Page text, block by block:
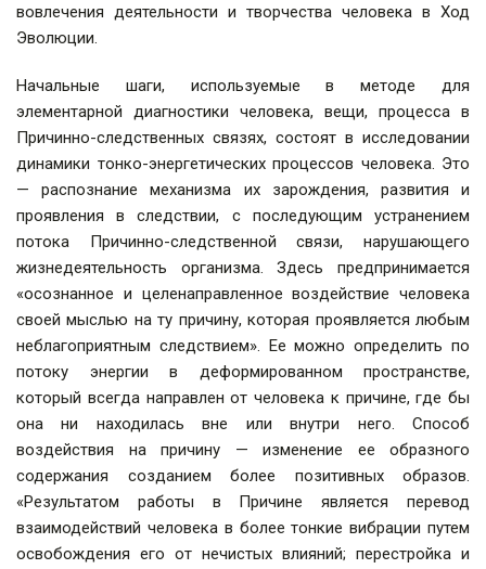
вовлечения деятельности и творчества человека в Ход
Эволюции.
Начальные шаги, используемые в методе для
элементарной диагностики человека, вещи, процесса в
Причинно-следственных связях, состоят в исследовании
динамики тонко-энергетических процессов человека. Это
— распознание механизма их зарождения, развития и
проявления в следствии, с последующим устранением
потока Причинно-следственной связи, нарушающего
жизнедеятельность организма. Здесь предпринимается
«осознанное и целенаправленное воздействие человека
своей мыслью на ту причину, которая проявляется любым
неблагоприятным следствием». Ее можно определить по
потоку энергии в деформированном пространстве,
который всегда направлен от человека к причине, где бы
она ни находилась вне или внутри него. Способ
воздействия на причину — изменение ее образного
содержания созданием более позитивных образов.
«Результатом работы в Причине является перевод
взаимодействий человека в более тонкие вибрации путем
освобождения его от нечистых влияний; перестройка и